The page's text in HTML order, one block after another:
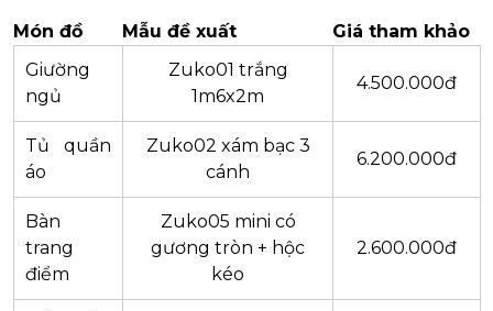
Món đồ Mẫu đề xuất
Giá tham khảo
Giường
ngủ
Zuko01 trắng
1m6x2m
4.500.000đ
Tủ quần
áo
Zuko02 xám bạc 3
cánh
6.200.000đ
Bàn
trang
điểm
Zuko05 mini có
gương tròn + hộc
kéo
2.600.000đ